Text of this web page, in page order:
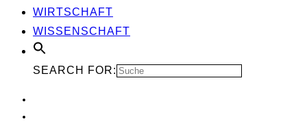
WIRT­SCHAFT
WIS­SEN­SCHAFT
SEARCH FOR: